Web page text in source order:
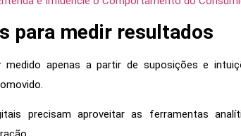
para medir resultados
apenas a partir de suposições e
precisam aproveitar as ferramentas